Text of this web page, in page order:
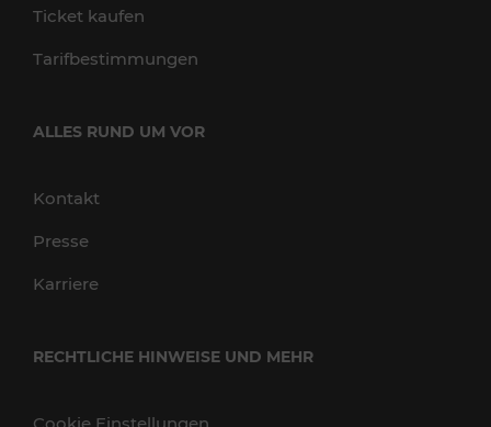
Ticket kaufen
Tarifbestimmungen
ALLES RUND UM VOR
Kontakt
Presse
Karriere
RECHTLICHE HINWEISE UND MEHR